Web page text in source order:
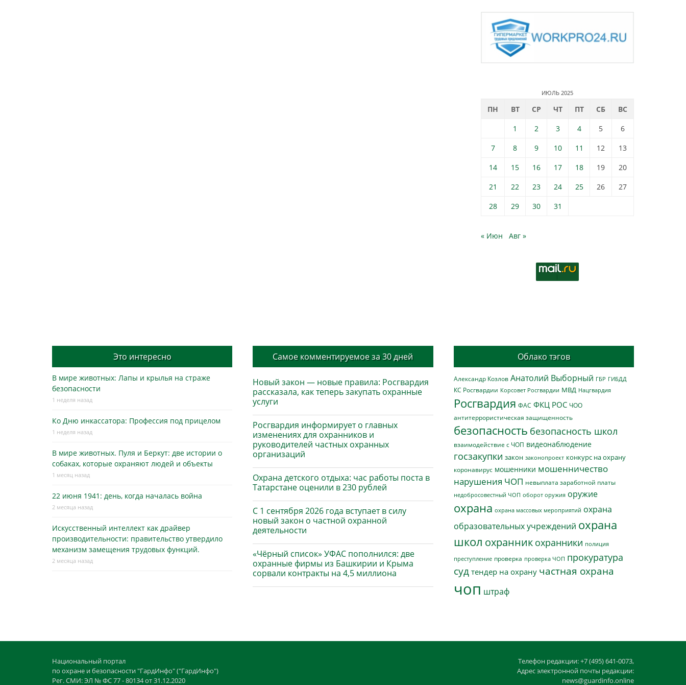
ИЮЛЬ 2025
ПН ВТ СР ЧТ ПТ СБ
ВС
1
2 3 4 5
6
7
8 9 10 11 12
13
14
15 16 17 18 19
20
21
22 23 24 25 26
27
28
29 30 31
« Июн Авг »
Это интересно
В мире животных: Лапы и крылья на страже
безопасности
1 неделя назад
Ко Дню инкассатора: Профессия под прицелом
1 неделя назад
В мире животных. Пуля и Беркут: две истории о
собаках, которые охраняют людей и объекты
1 месяц назад
22 июня 1941: день, когда началась война
2 месяца назад
Искусственный интеллект как драйвер
производительности: правительство утвердило
механизм замещения трудовых функций.
2 месяца назад
Самое комментируемое за 30 дней
Новый закон — новые правила: Росгвардия
рассказала, как теперь закупать охранные
услуги
Росгвардия информирует о главных
изменениях для охранников и
руководителей частных охранных
организаций
Охрана детского отдыха: час работы поста в
Татарстане оценили в 230 рублей
С 1 сентября 2026 года вступает в силу
новый закон о частной охранной
деятельности
«Чёрный список» УФАС пополнился: две
охранные фирмы из Башкирии и Крыма
сорвали контракты на 4,5 миллиона
Облако тэгов
Александр Козлов Анатолий Выборный ГБР ГИБДД
КС Росгвардии Корсовет Росгвардии МВД Нацгвардия
Росгвардия ФАС ФКЦ РОС ЧОО
антитеррористическая защищенность
безопасность безопасность школ
взаимодействие с ЧОП видеонаблюдение
госзакупки закон законопроект конкурс на охрану
коронавирус мошенники мошенничество
нарушения ЧОП невыплата заработной платы
недобросовестный ЧОП оборот оружия оружие
охрана охрана массовых мероприятий охрана
образовательных учреждений охрана
школ охранник охранники полиция
преступление проверка проверка ЧОП прокуратура
суд тендер на охрану частная охрана
чоп штраф
Национальный портал
по охране и безопасности "ГардИнфо" ("ГардИнфо")
Рег. СМИ: ЭЛ № ФС 77 - 80134 от 31.12.2020
Телефон редакции: +7 (495) 641-0073,
Адрес электронной почты редакции:
news@guardinfo.online